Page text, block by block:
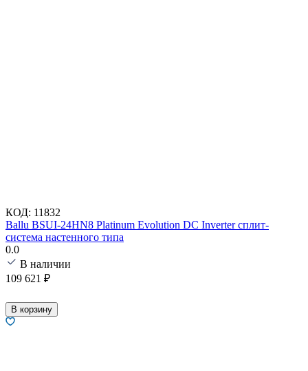
КОД: 11832
Ballu BSUI-24HN8 Platinum Evolution DC Inverter сплит-
система настенного типа
0.0
В наличии
109 621 ₽
В корзину